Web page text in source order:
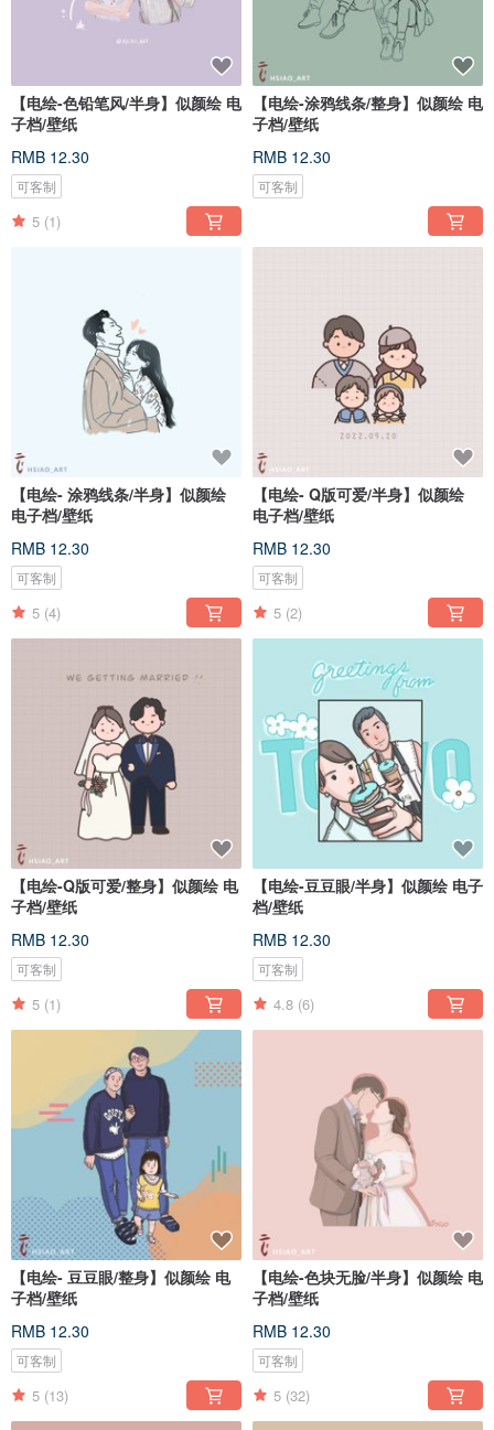
【电绘-色铅笔风/半身】似颜绘 电
子档/壁纸
RMB 12.30
可客制
5 (1)
【电绘-涂鸦线条/整身】似颜绘 电
子档/壁纸
RMB 12.30
可客制
【电绘- 涂鸦线条/半身】似颜绘
电子档/壁纸
RMB 12.30
可客制
5 (4)
【电绘- Q版可爱/半身】似颜绘
电子档/壁纸
RMB 12.30
可客制
5 (2)
【电绘-Q版可爱/整身】似颜绘 电
子档/壁纸
RMB 12.30
可客制
5 (1)
【电绘-豆豆眼/半身】似颜绘 电子
档/壁纸
RMB 12.30
可客制
4.8 (6)
【电绘- 豆豆眼/整身】似颜绘 电
子档/壁纸
RMB 12.30
可客制
5 (13)
【电绘-色块无脸/半身】似颜绘 电
子档/壁纸
RMB 12.30
可客制
5 (32)